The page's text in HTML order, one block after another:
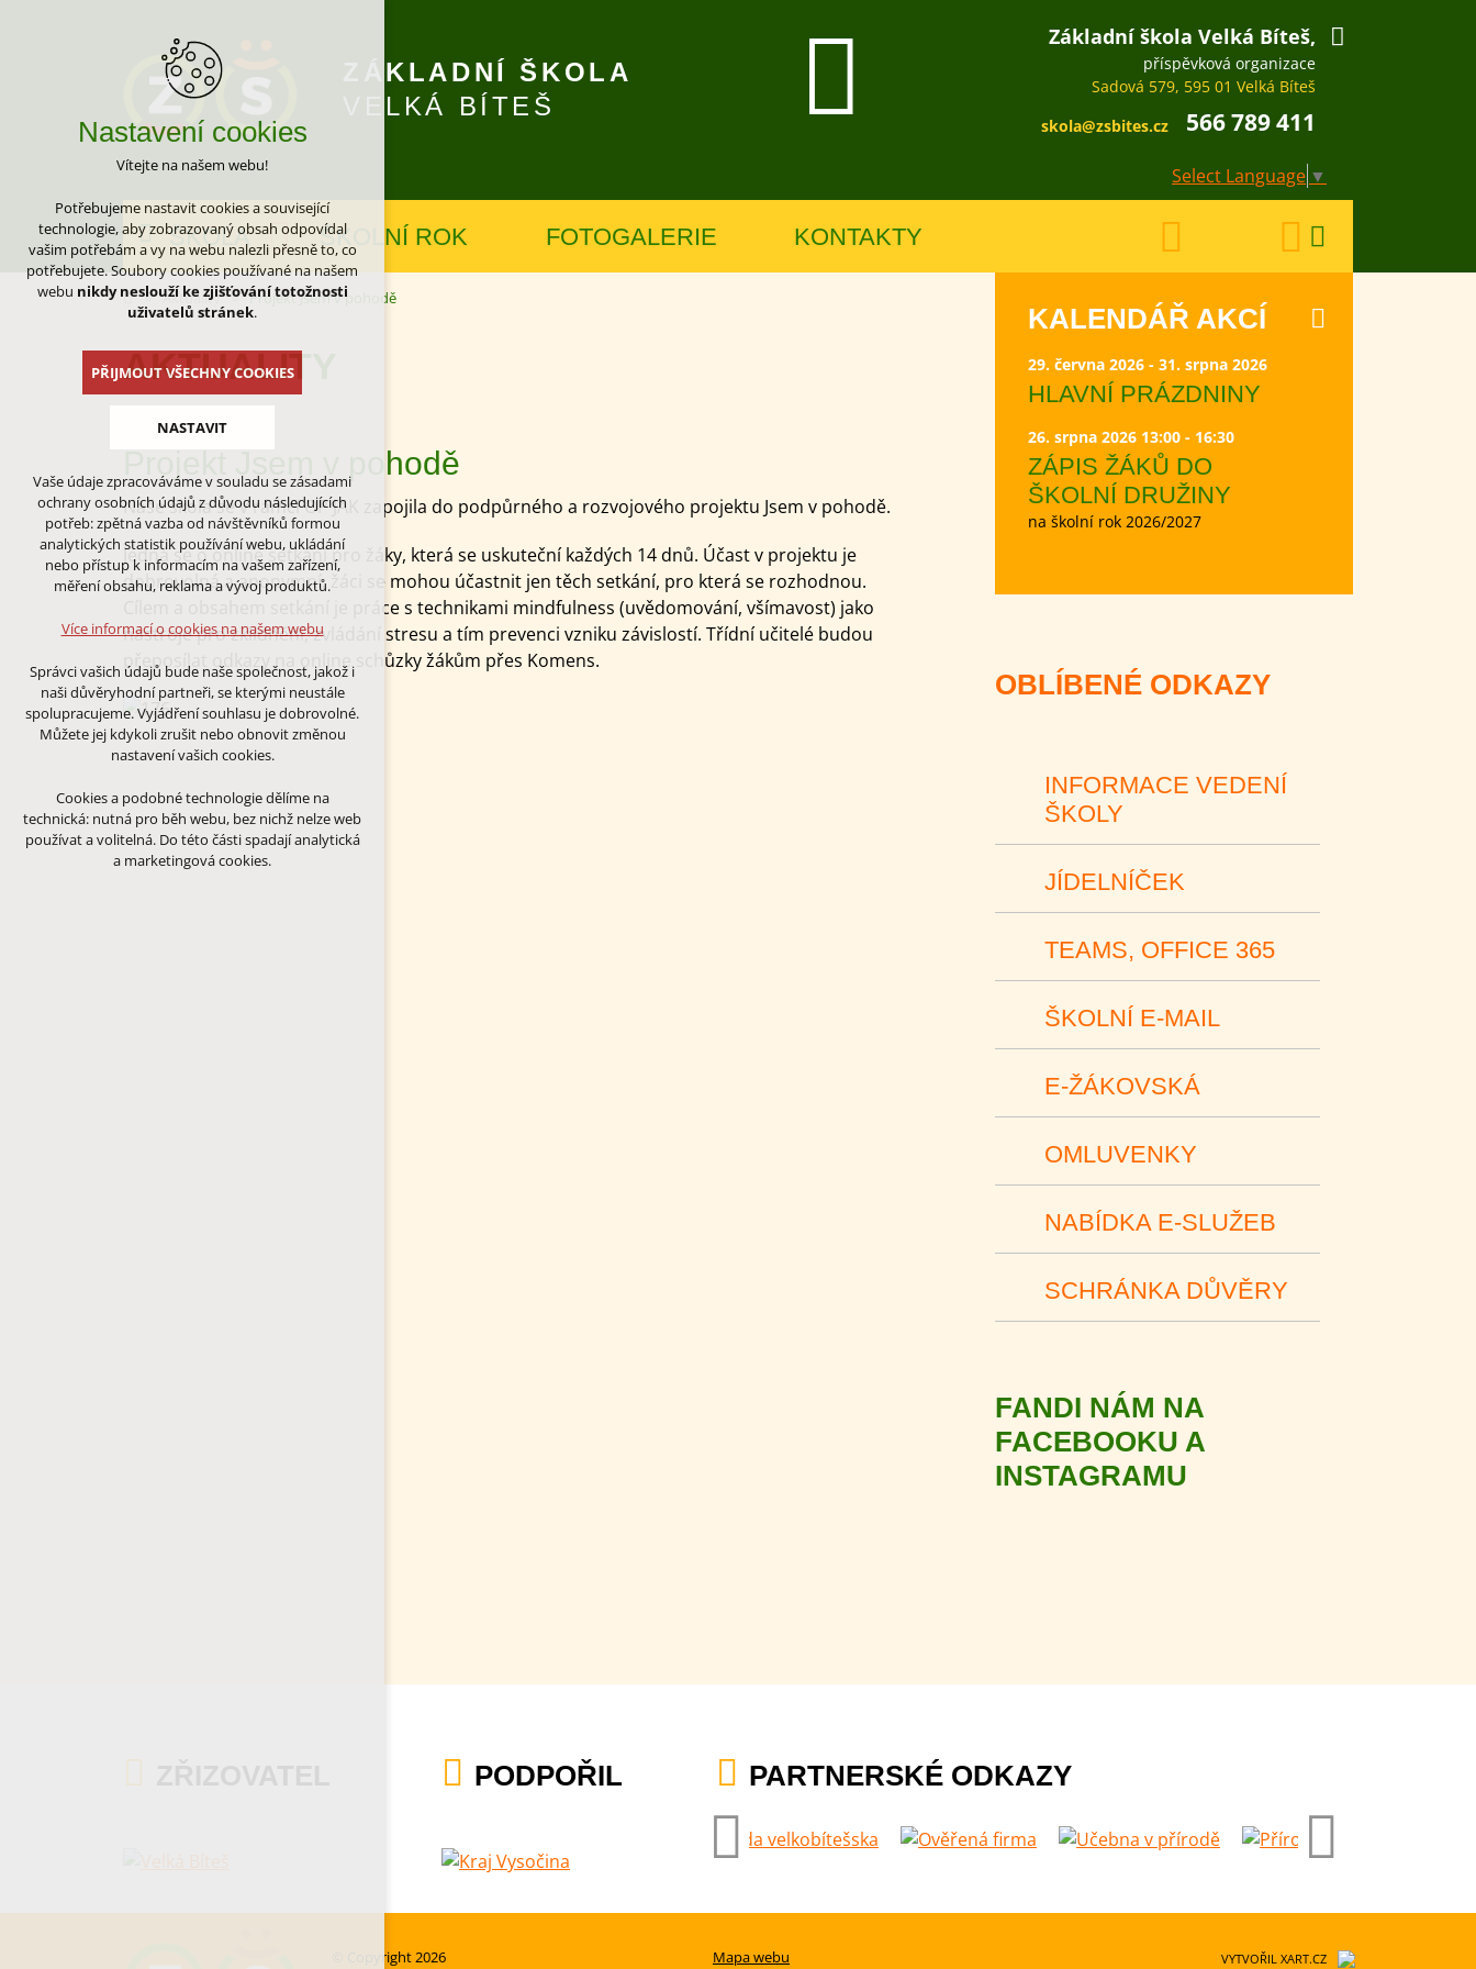
ZÁKLADNÍ ŠKOLA
VELKÁ BÍTEŠ
Základní škola Velká Bíteš,
příspěvková organizace
Sadová 579, 595 01 Velká Bíteš
skola@zsbites.cz
566 789 411
Select Language ▼
ŠKOLA ŠKOLNÍ ROK FOTOGALERIE KONTAKTY
Aktuality Projekt Jsem v pohodě
AKTUALITY
Projekt Jsem v pohodě
Naše škola se v rámci OP JAK zapojila do podpůrného a rozvojového projektu Jsem v pohodě.
Jedná se o online setkání pro žáky, která se uskuteční každých 14 dnů. Účast v projektu je
dobrovolná a anonymní, žáci se mohou účastnit jen těch setkání, pro která se rozhodnou.
Cílem a obsahem setkání je práce s technikami mindfulness (uvědomování, všímavost) jako
nástroje pro zklidnění, zvládání stresu a tím prevenci vzniku závislostí. Třídní učitelé budou
přeposílat odkazy na online schůzky žákům přes Komens.
KALENDÁŘ AKCÍ
29. června 2026 - 31. srpna 2026
HLAVNÍ PRÁZDNINY
26. srpna 2026 13:00 - 16:30
ZÁPIS ŽÁKŮ DO
ŠKOLNÍ DRUŽINY
na školní rok 2026/2027
OBLÍBENÉ ODKAZY
INFORMACE VEDENÍ
ŠKOLY
JÍDELNÍČEK
TEAMS, OFFICE 365
ŠKOLNÍ E-MAIL
E-ŽÁKOVSKÁ
OMLUVENKY
NABÍDKA E-SLUŽEB
SCHRÁNKA DŮVĚRY
FANDI NÁM NA
FACEBOOKU A
INSTAGRAMU
PODPOŘIL PARTNERSKÉ ODKAZY
© Copyright 2026
VYTVOŘIL XART.CZ
Mapa webu
Nastavení cookies
Vítejte na našem webu!
Potřebujeme nastavit cookies a související
technologie, aby zobrazovaný obsah odpovídal
vašim potřebám a vy na webu nalezli přesně to, co
potřebujete. Soubory cookies používané na našem
webu nikdy neslouží ke zjišťování totožnosti
uživatelů stránek.
PŘIJMOUT VŠECHNY COOKIES
NASTAVIT
Technická cookies
nutná pro provozování webu
udržení kontextu stránek (session):
případná přihlášení, volby jazyka, apod.
Volitelná cookies
analytická pro anonymizované
vyhodnocení návštěvnosti
marketingová cookies (Google)
Více informací o cookies na našem webu
ODMÍTNOUT VŠE
Vaše údaje zpracováváme v souladu se zásadami
ochrany osobních údajů z důvodu následujících
potřeb: zpětná vazba od návštěvníků formou
analytických statistik používání webu, ukládání
nebo přístup k informacím na vašem zařízení,
měření obsahu, reklama a vývoj produktů.
Více informací o cookies na našem webu
Správci vašich údajů bude naše společnost, jakož i
naši důvěryhodní partneři, se kterými neustále
spolupracujeme. Vyjádření souhlasu je dobrovolné.
Můžete jej kdykoli zrušit nebo obnovit změnou
nastavení vašich cookies.
Cookies a podobné technologie dělíme na
technická: nutná pro běh webu, bez nichž nelze web
používat a volitelná. Do této části spadají analytická
a marketingová cookies.